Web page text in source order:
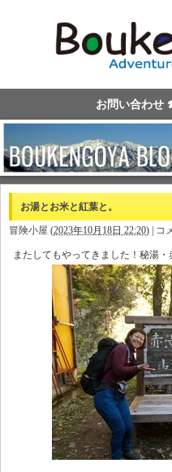
お問い合わせ
お湯とお米と紅葉と。
冒険小屋 (2023年10月18日 22:20) | コ
またしてもやってきました！秘湯・